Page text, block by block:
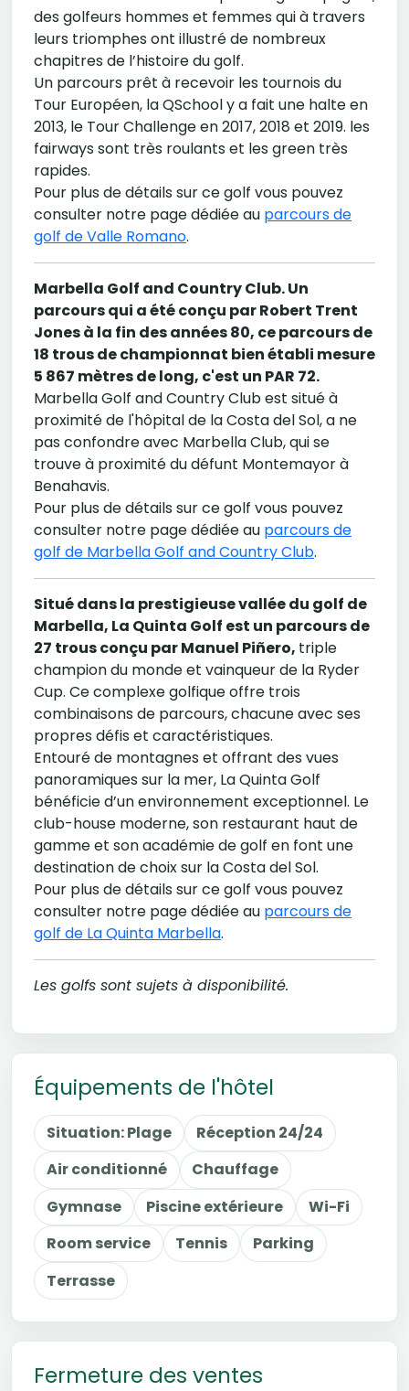
des golfeurs hommes et femmes qui à travers
leurs triomphes ont illustré de nombreux
chapitres de l’histoire du golf.
Un parcours prêt à recevoir les tournois du
Tour Européen, la QSchool y a fait une halte en
2013, le Tour Challenge en 2017, 2018 et 2019. les
fairways sont très roulants et les green très
rapides.
Pour plus de détails sur ce golf vous pouvez
consulter notre page dédiée au parcours de
golf de Valle Romano.
Marbella Golf and Country Club. Un
parcours qui a été conçu par Robert Trent
Jones à la fin des années 80, ce parcours de
18 trous de championnat bien établi mesure
5 867 mètres de long, c'est un PAR 72.
Marbella Golf and Country Club est situé à
proximité de l'hôpital de la Costa del Sol, a ne
pas confondre avec Marbella Club, qui se
trouve à proximité du défunt Montemayor à
Benahavis.
Pour plus de détails sur ce golf vous pouvez
consulter notre page dédiée au parcours de
golf de Marbella Golf and Country Club.
Situé dans la prestigieuse vallée du golf de
Marbella, La Quinta Golf est un parcours de
27 trous conçu par Manuel Piñero, triple
champion du monde et vainqueur de la Ryder
Cup. Ce complexe golfique offre trois
combinaisons de parcours, chacune avec ses
propres défis et caractéristiques.
Entouré de montagnes et offrant des vues
panoramiques sur la mer, La Quinta Golf
bénéficie d’un environnement exceptionnel. Le
club-house moderne, son restaurant haut de
gamme et son académie de golf en font une
destination de choix sur la Costa del Sol.
Pour plus de détails sur ce golf vous pouvez
consulter notre page dédiée au parcours de
golf de La Quinta Marbella.
Les golfs sont sujets à disponibilité.
Équipements de l'hôtel
Situation: Plage
Réception 24/24
Air conditionné
Chauffage
Gymnase
Piscine extérieure
Wi-Fi
Room service
Tennis
Parking
Terrasse
Fermeture des ventes